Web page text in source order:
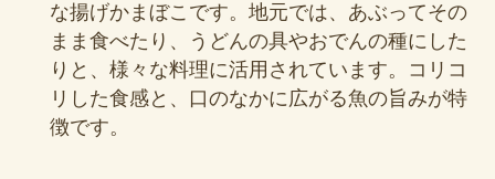
な揚げかまぼこです。地元では、あぶってその
まま食べたり、うどんの具やおでんの種にした
りと、様々な料理に活用されています。コリコ
リした食感と、口のなかに広がる魚の旨みが特
徴です。